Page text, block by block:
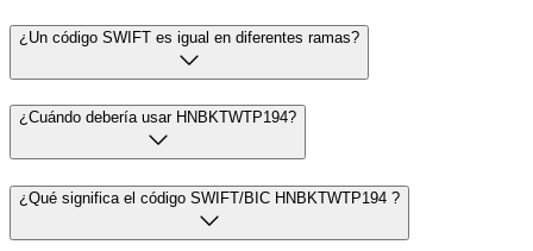
¿Un código SWIFT es igual en diferentes ramas?
¿Cuándo debería usar HNBKTWTP194?
¿Qué significa el código SWIFT/BIC HNBKTWTP194 ?